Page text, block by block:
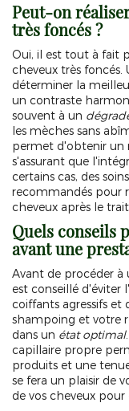
Peut-on
très foncés ?
Oui, il est tout à fait
cheveux très
déterminer la
un contraste
souvent à un
les mèches sans
permet d'obtenir un
s'assurant que
certains cas, des
recommandés pour
cheveux après le
Quels conseils
avant une
Avant de procéder à
est conseillé d'éviter
coiffants agressifs et
shampoing et votre
dans un état optimal
capillaire propre
produits et une
se fera un plaisir de
de vos cheveux